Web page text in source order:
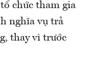
chức tham gia
nghĩa vụ trả
thay vì trước